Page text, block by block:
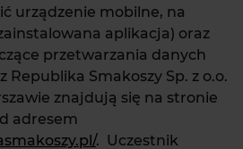
urządzenie mobilne, na
aplikacja) oraz
przetwarzania danych
Republika Smakoszy Sp. z o.o.
znajdują się na stronie
adresem
. Uczestnik